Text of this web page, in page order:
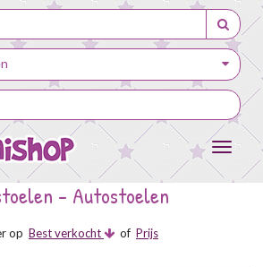
Toggle
- Autostoelen
op Best verkocht of Prijs